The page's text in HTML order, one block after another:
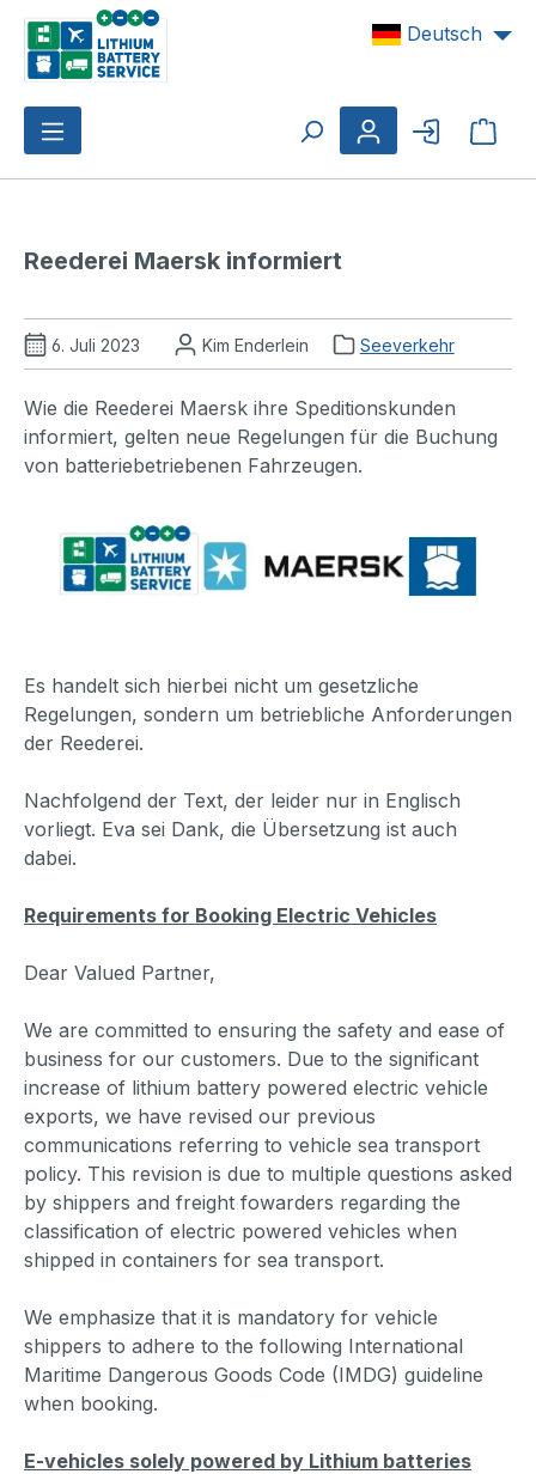
Zum Hauptinhalt springen Deutsch
Reederei Maersk informiert
6. Juli 2023 Kim Enderlein Seeverkehr
Wie die Reederei Maersk ihre Speditionskunden
informiert, gelten neue Regelungen für die Buchung
von batteriebetriebenen Fahrzeugen.
Es handelt sich hierbei nicht um gesetzliche
Regelungen, sondern um betriebliche Anforderungen
der Reederei.
Nachfolgend der Text, der leider nur in Englisch
vorliegt. Eva sei Dank, die Übersetzung ist auch
dabei.
Requirements for Booking Electric Vehicles
Dear Valued Partner,
We are committed to ensuring the safety and ease of
business for our customers. Due to the significant
increase of lithium battery powered electric vehicle
exports, we have revised our previous
communications referring to vehicle sea transport
policy. This revision is due to multiple questions asked
by shippers and freight fowarders regarding the
classification of electric powered vehicles when
shipped in containers for sea transport.
We emphasize that it is mandatory for vehicle
shippers to adhere to the following International
Maritime Dangerous Goods Code (IMDG) guideline
when booking.
E-vehicles solely powered by Lithium batteries